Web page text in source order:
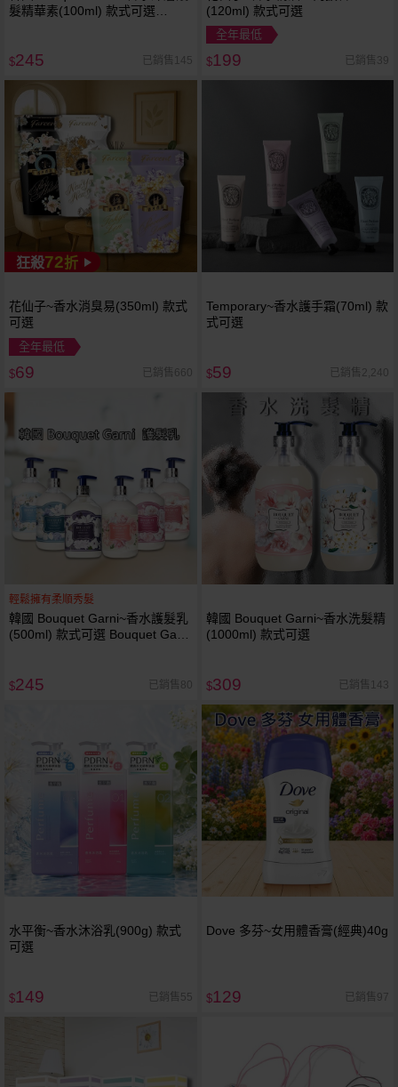
髮精華素(100ml) 款式可選
$245 已銷售145
(120ml) 款式可選
全年最低
$199 已銷售39
狂殺72折
花仙子~香水消臭易(350ml) 款式
可選
全年最低
$69 已銷售660
Temporary~香水護手霜(70ml) 款
式可選
$59 已銷售2,240
輕鬆擁有柔順秀髮
韓國 Bouquet Garni~香水護髮乳
(500ml) 款式可選 Bouquet Garni
$245 已銷售80
韓國 Bouquet Garni~香水洗髮精
(1000ml) 款式可選
$309 已銷售143
水平衡~香水沐浴乳(900g) 款式
可選
$149 已銷售55
Dove 多芬~女用體香膏(經典)40g
$129 已銷售97